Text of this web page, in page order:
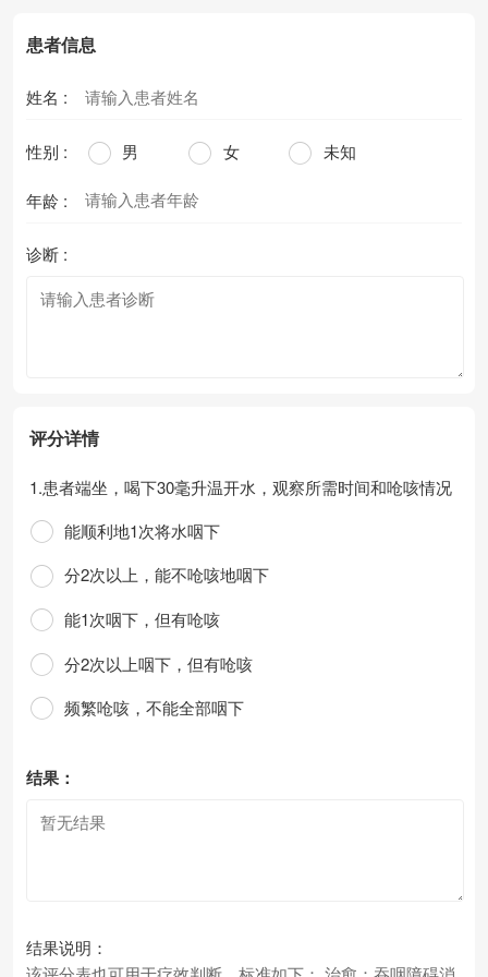
患者信息
姓名 :
性别 : 男 女 未知
年龄 :
诊断 :
评分详情
1.患者端坐，喝下30毫升温开水，观察所需时间和呛咳情况
能顺利地1次将水咽下
分2次以上，能不呛咳地咽下
能1次咽下，但有呛咳
分2次以上咽下，但有呛咳
频繁呛咳，不能全部咽下
结果：
结果说明：